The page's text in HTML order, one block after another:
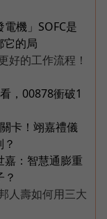
機」SOFC是
它的局
好的工作流程！
，00878衝破1
卡！翊嘉禮儀
嘉：智慧通膨重
人壽如何用三大